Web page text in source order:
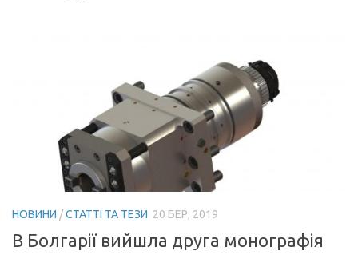
НОВИНИ /СТАТТІ ТА ТЕЗИ 20 БЕР, 2019
В Болгарії вийшла друга монографія